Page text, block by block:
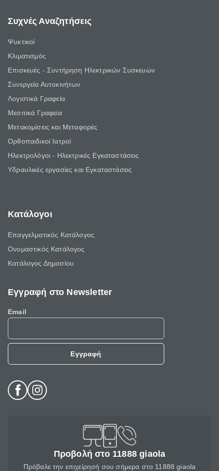
Συχνές Αναζητήσεις
Ψυκτικοί
Κλιματισμός
Επισκευές - Συντήρηση Ηλεκτρικών Συσκευών
Συνεργεία Αυτοκινήτων
Λογιστικά Γραφεία
Μεσιτικά Γραφεία
Μετακομίσεις και Μεταφορές
Ορθοπαιδικοί Ιατροί
Ηλεκτρολόγοι - Ηλεκτρικές Εγκαταστάσεις
Υδραυλικές εργασίες και Εγκαταστάσεις
Κατάλογοι
Επαγγελματικός Κατάλογος
Ονομαστικός Κατάλογος
Κατάλογος Δημοσίου
Εγγραφή στο Newsletter
Email
Εγγραφή
Προβολή στο 11888 giaola
Πρόβαλε την επιχείρησή σου σήμερα στο 11888 giaola